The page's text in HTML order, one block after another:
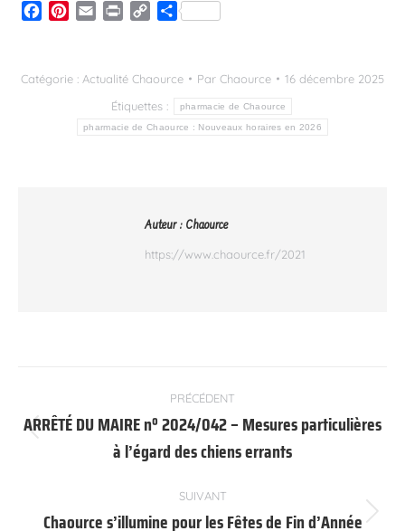
Facebook
Pinterest
Email Print
CopyPartager
Catégorie : Actualité Chaource Par Chaource
16 décembre 2025
Étiquettes :
pharmacie de Chaource
pharmacie de Chaource : Nouveaux horaires en 2026
Auteur : Chaource
https://www.chaource.fr/2021
article
PRÉCÉDENT
Article
précédent
ARRÊTÉ DU MAIRE nº 2024/042 – Mesures particulières
à l’égard des chiens errants
SUIVANT
Article
Chaource s’illumine pour les Fêtes de Fin d’Année